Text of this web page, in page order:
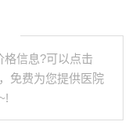
格信息?可以点击
免费为您提供医院